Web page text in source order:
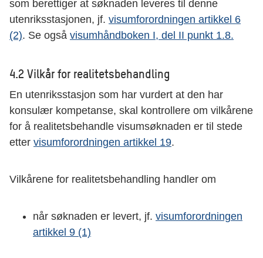
som berettiger at søknaden leveres til denne
utenriksstasjonen, jf. visumforordningen artikkel 6
(2). Se også visumhåndboken I, del II punkt 1.8.
4.2 Vilkår for realitetsbehandling
En utenriksstasjon som har vurdert at den har
konsulær kompetanse, skal kontrollere om vilkårene
for å realitetsbehandle visumsøknaden er til stede
etter visumforordningen artikkel 19.
Vilkårene for realitetsbehandling handler om
når søknaden er levert, jf. visumforordningen
artikkel 9 (1)